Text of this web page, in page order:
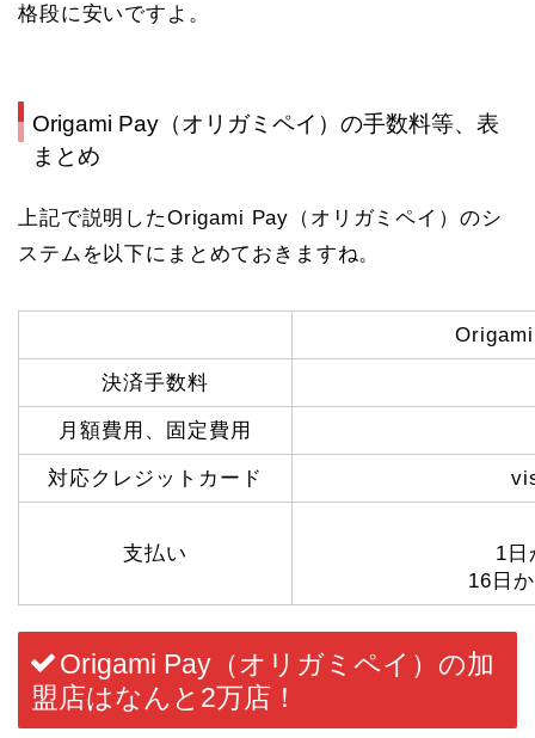
格段に安いですよ。
Origami Pay （オリガミペイ）の手数料等、表
まとめ
上記で説明したOrigami Pay（オリガミペイ）のシ
ステムを以下にまとめておきますね。
決済手数料
月額費用、固定費用
対応クレジットカード
支払い
1日
16日
Origami Pay （オリガミペイ） の加
盟店はなんと2万店！